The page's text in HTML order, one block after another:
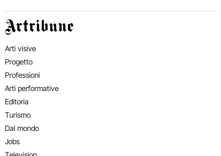
Artribune
Arti visive
Progetto
Professioni
Arti performative
Editoria
Turismo
Dal mondo
Jobs